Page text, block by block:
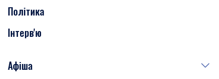
Політика
Інтерв'ю
Афіша